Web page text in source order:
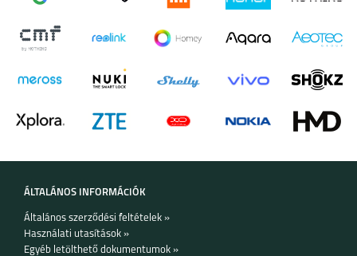
IPHONE 17 PRO IPHONE AIR IPHONE 17
ÁLTALÁNOS INFORMÁCIÓK
Általános szerződési feltételek »
Használati utasítások »
Egyéb letölthető dokumentumok »